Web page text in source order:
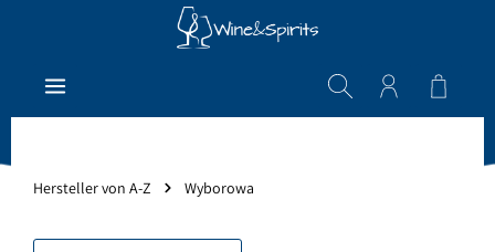
Zum Hauptinhalt springen
Hersteller von A-Z Wyborowa